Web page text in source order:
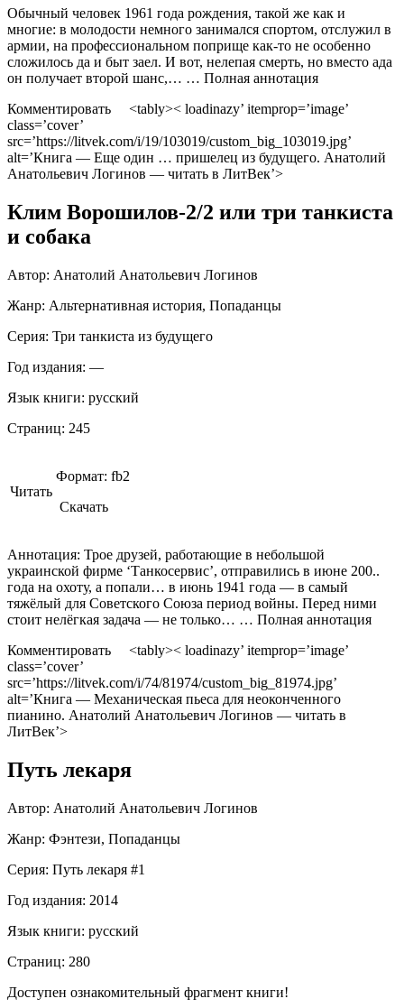
Обычный человек 1961 года рождения, такой же как и
многие: в молодости немного занимался спортом, отслужил в
армии, на профессиональном поприще как-то не особенно
сложилось да и быт заел. И вот, нелепая смерть, но вместо ада
он получает второй шанс,… … Полная аннотация
Комментировать <tably>< loadinazy’ itemprop=’image’
class=’cover’
src=’https://litvek.com/i/19/103019/custom_big_103019.jpg’
alt=’Книга — Еще один … пришелец из будущего. Анатолий
Анатольевич Логинов — читать в ЛитВек’>
Клим Ворошилов-2/2 или три танкиста
и собака
Автор: Анатолий Анатольевич Логинов
Жанр: Альтернативная история, Попаданцы
Серия: Три танкиста из будущего
Год издания: —
Язык книги: русский
Страниц: 245
Читать
Формат: fb2
Скачать
Аннотация: Трое друзей, работающие в небольшой
украинской фирме ‘Танкосервис’, отправились в июне 200..
года на охоту, а попали… в июнь 1941 года — в самый
тяжёлый для Советского Союза период войны. Перед ними
стоит нелёгкая задача — не только… … Полная аннотация
Комментировать <tably>< loadinazy’ itemprop=’image’
class=’cover’
src=’https://litvek.com/i/74/81974/custom_big_81974.jpg’
alt=’Книга — Механическая пьеса для неоконченного
пианино. Анатолий Анатольевич Логинов — читать в
ЛитВек’>
Путь лекаря
Автор: Анатолий Анатольевич Логинов
Жанр: Фэнтези, Попаданцы
Серия: Путь лекаря #1
Год издания: 2014
Язык книги: русский
Страниц: 280
Доступен ознакомительный фрагмент книги!